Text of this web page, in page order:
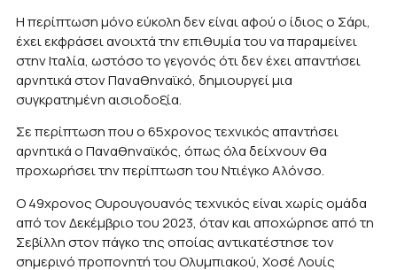
Η περίπτωση μόνο εύκολη δεν είναι αφού ο ίδιος ο Σάρι,
έχει εκφράσει ανοιχτά την επιθυμία του να παραμείνει
στην Ιταλία, ωστόσο το γεγονός ότι δεν έχει απαντήσει
αρνητικά στον Παναθηναϊκό, δημιουργεί μια
συγκρατημένη αισιοδοξία.
Σε περίπτωση που ο 65χρονος τεχνικός απαντήσει
αρνητικά ο Παναθηναϊκός, όπως όλα δείχνουν θα
προχωρήσει την περίπτωση του Ντιέγκο Αλόνσο.
Ο 49χρονος Ουρουγουανός τεχνικός είναι χωρίς ομάδα
από τον Δεκέμβριο του 2023, όταν και αποχώρησε από τη
Σεβίλλη στον πάγκο της οποίας αντικατέστησε τον
σημερινό προπονητή του Ολυμπιακού, Χοσέ Λουίς